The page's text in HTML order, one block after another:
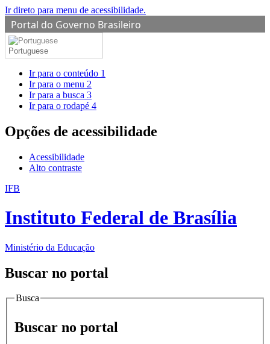
Ir direto para menu de acessibilidade.
Portal do Governo Brasileiro
Portuguese
Ir para o conteúdo 1
Ir para o menu 2
Ir para a busca 3
Ir para o rodapé 4
Opções de acessibilidade
Acessibilidade
Alto contraste
IFB
Instituto Federal de Brasília
Ministério da Educação
Buscar no portal
Busca
Buscar no portal